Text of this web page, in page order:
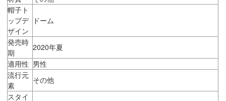
帽子ト
ップデ
ザイン
ドーム
発売時
期
2020年夏
適用性 男性
流行元
素
その他
スタイ